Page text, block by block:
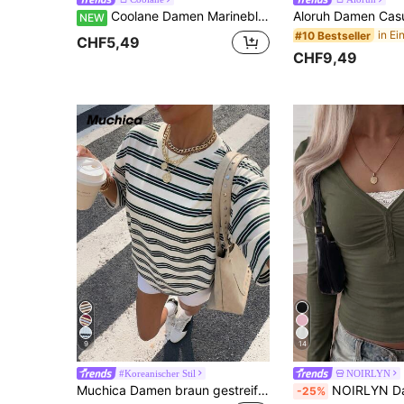
NEW Coolane Damen Marineblau und Rot Y2K Streetwear Sommer Camisole, Sport Homecoming Game Day Lässig Nummer Muster Grafiken Kontrast Paspelierung Cami Top Nachtausgang
CHF5,49 #10 Bestseller
CHF9,49
9
#Koreanischer Stil
Muchica Damen braun gestreiftes Loose Fit Kurzarm T-Shirt, Neuer Sommereintrag
14
NOIRLYN
-25% NOIRLYN Damen Y2K Herbst Lässig Sexy Einfarbiges Spitzen-Kontrast